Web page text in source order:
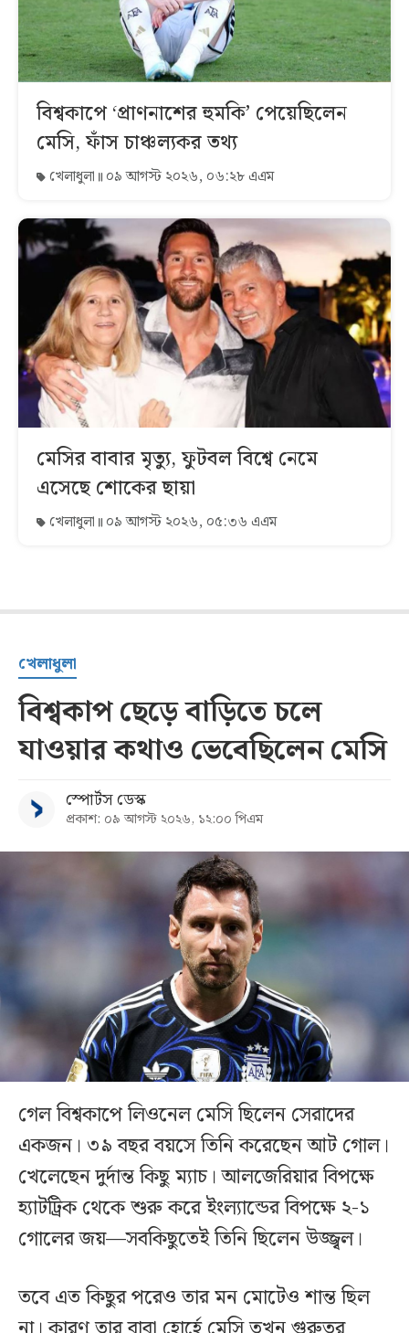
বিশ্বকাপে ‘প্রাণনাশের হুমকি’ পেয়েছিলেন
মেসি, ফাঁস চাঞ্চল্যকর তথ্য
খেলাধুলা ০৯ আগস্ট ২০২৬, ০৬:২৮ এএম
মেসির বাবার মৃত্যু, ফুটবল বিশ্বে নেমে
এসেছে শোকের ছায়া
খেলাধুলা ০৯ আগস্ট ২০২৬, ০৫:৩৬ এএম
খেলাধুলা
বিশ্বকাপ ছেড়ে বাড়িতে চলে
যাওয়ার কথাও ভেবেছিলেন মেসি
স্পোর্টস ডেস্ক
প্রকাশ: ০৯ আগস্ট ২০২৬, ১২:০০ পিএম
গেল বিশ্বকাপে লিওনেল মেসি ছিলেন সেরাদের
একজন। ৩৯ বছর বয়সে তিনি করেছেন আট গোল।
খেলেছেন দুর্দান্ত কিছু ম্যাচ। আলজেরিয়ার বিপক্ষে
হ্যাটট্রিক থেকে শুরু করে ইংল্যান্ডের বিপক্ষে ২-১
গোলের জয়—সবকিছুতেই তিনি ছিলেন উজ্জ্বল।
তবে এত কিছুর পরেও তার মন মোটেও শান্ত ছিল